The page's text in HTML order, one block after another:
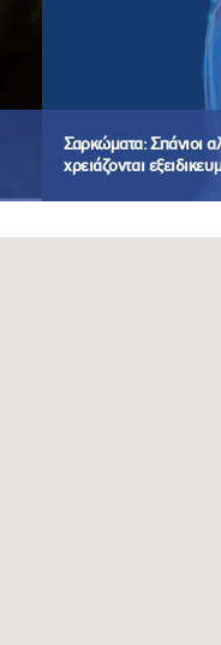
Σαρκώματα: Σπάνιοι
χρειάζονται